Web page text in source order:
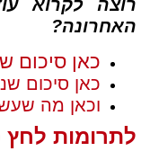
רוצה לקרוא
האחרונה?
כאן סיכום
כאן סיכום שנת 2018
וכאן מה
לתרומות לחץ